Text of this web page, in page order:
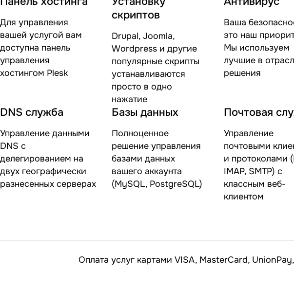
Для управления
вашей услугой вам
доступна панель
управления
хостингом Plesk
скриптов
Drupal, Joomla,
Wordpress и другие
популярные скрипты
устанавливаются
просто в одно
нажатие
Ваша
это наш
Мы используем
лучшие в
решения
DNS служба
Управление данными
DNS с
делегированием на
двух географически
разнесенных серверах
Базы данных
Полноценное
решение управления
базами данных
вашего аккаунта
(MySQL, PostgreSQL)
Почтовая
Управление
почтовыми
и протоколами
IMAP, SMTP) с
классным веб-
клиентом
Оплата услуг картами VISA, MasterCard,